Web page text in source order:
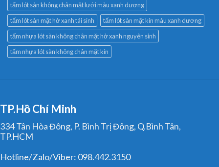
tấm lót sàn không chân mặt lưới màu xanh dương
tấm lót sàn mặt hở xanh tái sinh
tấm lót sàn mặt kín màu xanh dương
tấm nhựa lót sàn không chân mặt hở xanh nguyên sinh
tấm nhựa lót sàn không chân mặt kín
TP.Hồ Chí Minh
334 Tân Hòa Đông, P. Bình Trị Đông, Q.Bình Tân,
TP.HCM
Hotline/Zalo/Viber: 098.442.3150